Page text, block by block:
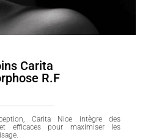
Carita
R.F
Carita Nice intègre des
efficaces pour maximiser les